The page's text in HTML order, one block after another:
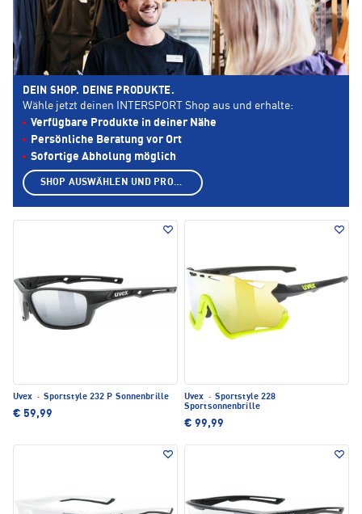
Uvex · Sportstyle 232 P Sonnenbrille
€ 59,99
Uvex · Sportstyle 228
Sportsonnenbrille
€ 99,99
DEIN SHOP. DEINE PRODUKTE.
Wähle jetzt deinen INTERSPORT Shop aus und erhalte:
Verfügbare Produkte in deiner Nähe
Persönliche Beratung vor Ort
Sofortige Abholung möglich
SHOP AUSWÄHLEN UND PRODUKTE ANZEIGEN